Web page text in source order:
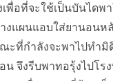
พื่อที่จะใช้เป็นบันไดพา
งแผนแอบใส่ยานอนห
ะที่กำลังจะพาไปทำมิ
น จึงรีบพาทอรุ้งไปโร